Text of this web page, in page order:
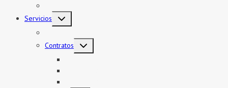
Servicios
Alternar
menú
Contratos
Alternar
menú